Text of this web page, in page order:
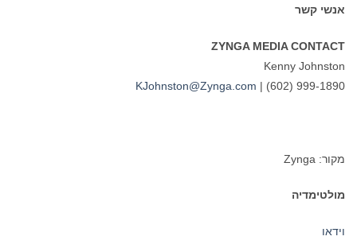
ZYNGA MEDIA
KJohnston@Zynga.com|